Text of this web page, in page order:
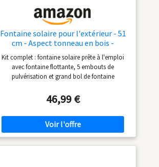
Fontaine solaire pour l'extérieur - 51
cm - Aspect tonneau en bois -
Marron - Fontaine de jardin
Kit complet : fontaine solaire prête à l'emploi
avec fontaine flottante, 5 embouts de
pulvérisation et grand bol de fontaine
superbe aspect tonneau en bois (D x H) 51 x 36
cm. Facile : trouvez un espace extérieur
ensoleillé pour la coque décorative, remplissez
l'eau et insérez la fontaine solaire avec embout
de pulvérisation – la fontaine de jardin
46,99 €